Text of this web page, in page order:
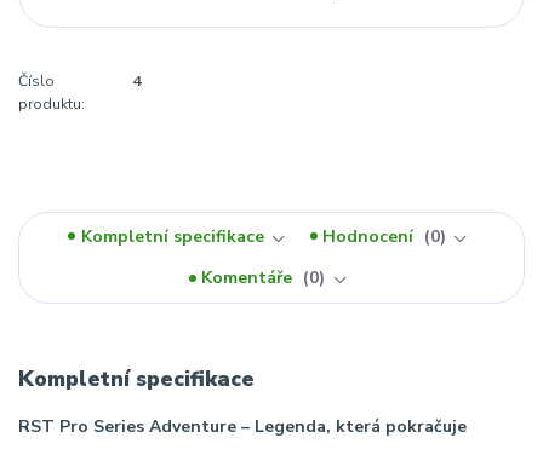
Číslo
produktu:
4
Kompletní specifikace Hodnocení
0
Komentáře
0
Kompletní specifikace
RST Pro Series Adventure – Legenda, která pokračuje